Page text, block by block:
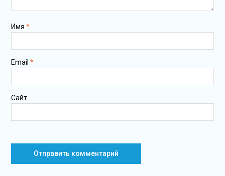
Имя *
Email *
Сайт